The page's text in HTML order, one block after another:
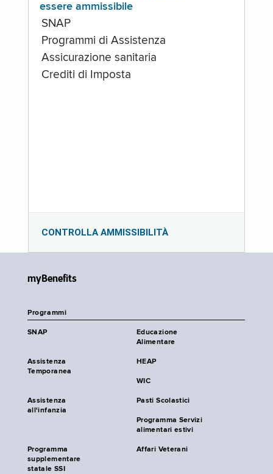
essere ammissibile
SNAP
Programmi di Assistenza
Assicurazione sanitaria
Crediti di Imposta
CONTROLLA AMMISSIBILITÀ
myBenefits
Programmi
SNAP
Educazione
Alimentare
Assistenza
Temporanea
HEAP
WIC
Assistenza
all'infanzia
Pasti Scolastici
Programma Servizi
alimentari estivi
Programma
supplementare
statale SSI
Affari Veterani